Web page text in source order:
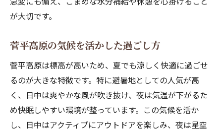
が大切です。
菅平高原の気候を活かした過ごし方
菅平高原は標高が高いため、夏でも涼しく快適に過ごせ
るのが大きな特徴です。特に避暑地としての人気が高
く、日中は爽やかな風が吹き抜け、夜は気温が下がるた
め快眠しやすい環境が整っています。この気候を活か
し、日中はアクティブにアウトドアを楽しみ、夜は星空